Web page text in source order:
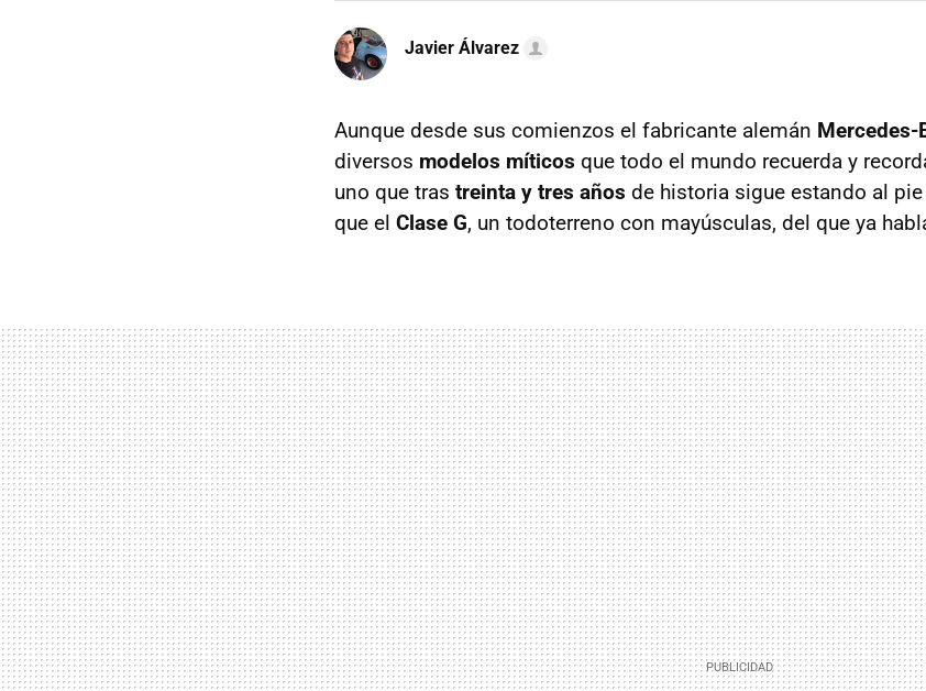
Javier Álvarez
Aunque desde sus comienzos el fabricante alemán Mercedes-
diversos modelos míticos que todo el mundo recuerda y
uno que tras treinta y tres años de historia sigue estando al
que el Clase G, un todoterreno con mayúsculas, del que ya